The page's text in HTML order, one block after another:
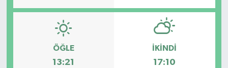
ÖĞLE
13:21
İKINDI
17:10